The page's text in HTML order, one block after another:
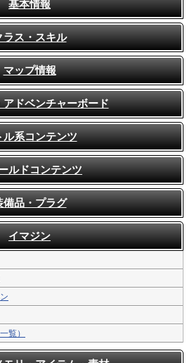
基本情報
ラス・スキル
マップ情報
アドベンチャーボード
ル系コンテンツ
ルドコンテンツ
備品・プラグ
イマジン
覧）